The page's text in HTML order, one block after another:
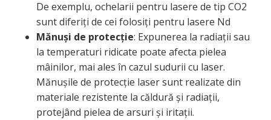
De exemplu, ochelarii pentru lasere de tip CO2
sunt diferiți de cei folosiți pentru lasere Nd
Mănuși de protecție: Expunerea la radiații sau
la temperaturi ridicate poate afecta pielea
mâinilor, mai ales în cazul sudurii cu laser.
Mănușile de protecție laser sunt realizate din
materiale rezistente la căldură și radiații,
protejând pielea de arsuri și iritații.